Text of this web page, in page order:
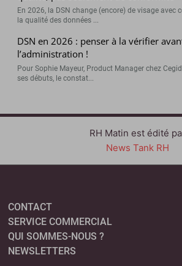
En 2026, la DSN change (encore) de visage avec
la qualité des données ...
DSN en 2026 : penser à la vérifier
l’administration !
Pour Sophie Mayeur, Product Manager chez
ses débuts, le constat...
RH Matin est édité
News Tank RH
CONTACT
SERVICE COMMERCIAL
QUI SOMMES-NOUS ?
NEWSLETTERS